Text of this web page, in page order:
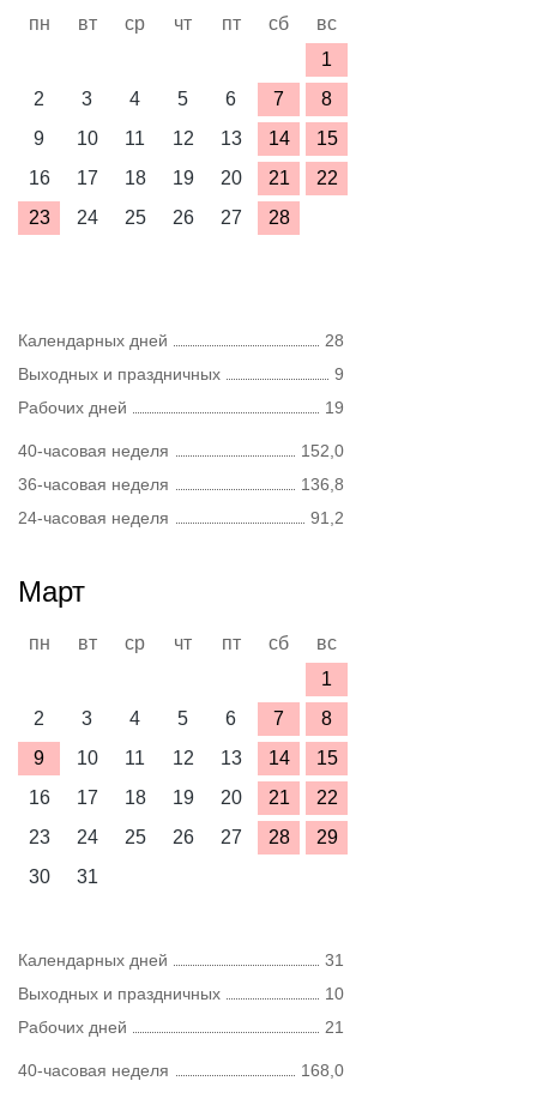
пн вт ср чт пт сб
вс
1
2
3 4 5 6 7
8
9
10 11 12 13 14
15
16
17 18 19 20 21
22
23
24 25 26 27 28
Календарных дней
28
Выходных и праздничных
9
Рабочих дней
19
40-часовая неделя
152,0
36-часовая неделя
136,8
24-часовая неделя
91,2
Март
пн вт ср чт пт сб
вс
1
2
3 4 5 6 7
8
9
10 11 12 13 14
15
16
17 18 19 20 21
22
23
24 25 26 27 28
29
30
31
Календарных дней
31
Выходных и праздничных
10
Рабочих дней
21
40-часовая неделя
168,0